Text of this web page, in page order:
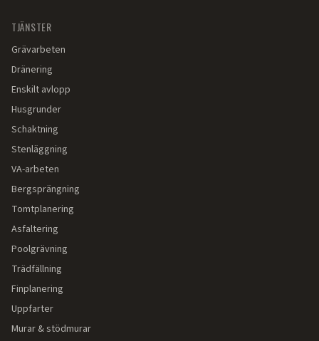
TJÄNSTER
Grävarbeten
Dränering
Enskilt avlopp
Husgrunder
Schaktning
Stenläggning
VA-arbeten
Bergsprängning
Tomtplanering
Asfaltering
Poolgrävning
Trädfällning
Finplanering
Uppfarter
Murar & stödmurar